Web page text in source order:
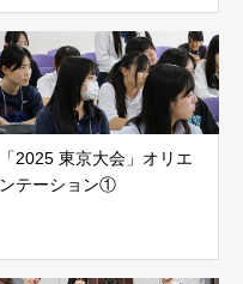
「2025 東京大会」オリエ
ンテーション①